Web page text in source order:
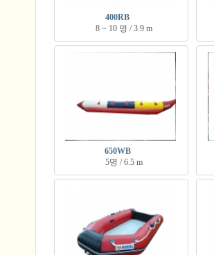
400RB
8 ~ 10 명 / 3.9 m
650WB
5명 / 6.5 m